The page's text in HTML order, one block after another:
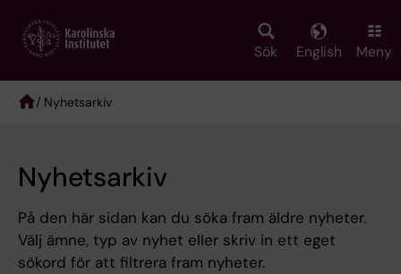
main
Sök English Meny
/ Nyhetsarkiv
Nyhetsarkiv
På den här sidan kan du söka fram äldre nyheter.
Välj ämne, typ av nyhet eller skriv in ett eget
sökord för att filtrera fram nyheter.